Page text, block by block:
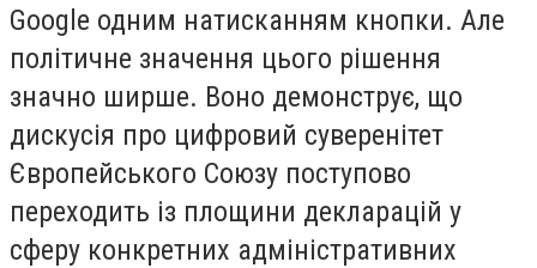
Google одним натисканням кнопки. Але
політичне значення цього рішення
значно ширше. Воно демонструє, що
дискусія про цифровий суверенітет
Європейського Союзу поступово
переходить із площини декларацій у
сферу конкретних адміністративних